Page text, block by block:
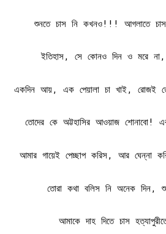
শুনতে চাস নি কখনও!!! আগলাতে চাস
ইতিহাস, সে কোনও দিন ও মরে না,
একদিন আয়, এক পেয়ালা চা খাই, রোজই
তোদের কে অট্টহাসির আওয়াজ শোনাবো!
আমার গায়েই পেচ্ছাপ করিস, আর ঘেন্না
তোরা কথা বলিস নি অনেক দিন,
আমাকে দাহ দিতে চাস